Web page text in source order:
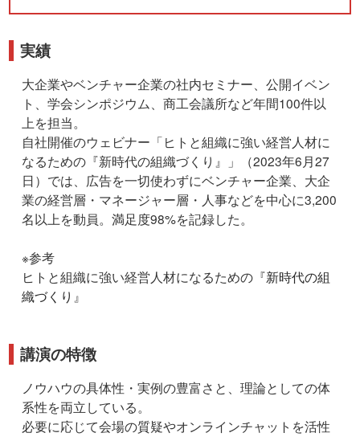
実績
大企業やベンチャー企業の社内セミナー、公開イベン
ト、学会シンポジウム、商工会議所など年間100件以
上を担当。
自社開催のウェビナー「ヒトと組織に強い経営人材に
なるための『新時代の組織づくり』」（2023年6月27
日）では、広告を一切使わずにベンチャー企業、大企
業の経営層・マネージャー層・人事などを中心に3,200
名以上を動員。満足度98%を記録した。
※参考
ヒトと組織に強い経営人材になるための『新時代の組
織づくり 』
講演の特徴
ノウハウの具体性・実例の豊富さと、理論としての体
系性を両立している。
必要に応じて会場の質疑やオンラインチャットを活性